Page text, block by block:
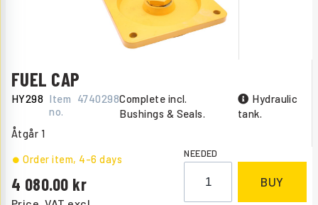
FUEL CAP
HY298 Item
no.
4740298Complete incl.
Bushings & Seals.
Hydraulic
tank.
Åtgår 1
4 080.00
Order item, 4-6 days NEEDED
BUY